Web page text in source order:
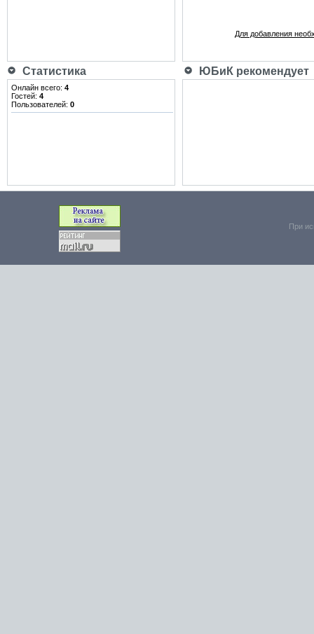
Для добавления
Статистика ЮБиК рекомендует
Онлайн всего: 4
Гостей: 4
Пользователей: 0
При